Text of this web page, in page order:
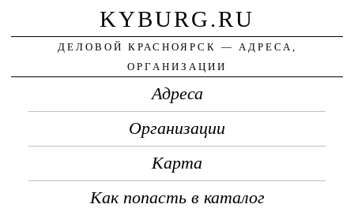
KYBURG.RU
ДЕЛОВОЙ КРАСНОЯРСК — АДРЕСА,
ОРГАНИЗАЦИИ
Адреса
Организации
Карта
Как попасть в каталог